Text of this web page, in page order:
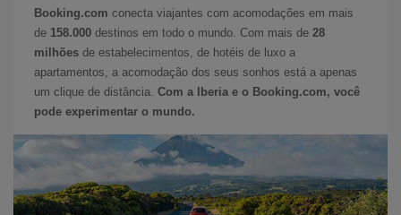
Booking.com conecta viajantes com acomodações em mais
de 158.000 destinos em todo o mundo. Com mais de 28
milhões de estabelecimentos, de hotéis de luxo a
apartamentos, a acomodação dos seus sonhos está a apenas
um clique de distância. Com a Iberia e o Booking.com, você
pode experimentar o mundo.